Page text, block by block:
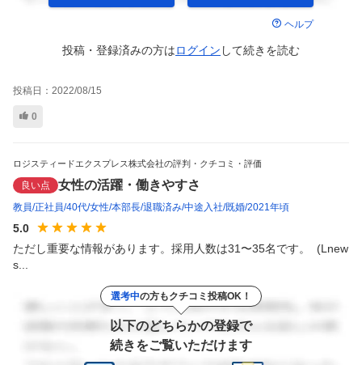
ヘルプ
投稿・登録済みの方はログイン して続きを読む
投稿日： 2022/08/15
0
ロジスティードエクスプレス株式会社の評判・クチコミ・評価
良い点 女性の活躍・働きやすさ
教員 正社員 40代 女性 本部長 退職済み 中途入社 既婚 2021年頃
5.0
ただし重要な情報があります。採用人数は31〜35名です。  (Lnew
s...
選考中の方もクチコミ投稿OK！
以下のどちらかの登録で
続きをご覧いただけます